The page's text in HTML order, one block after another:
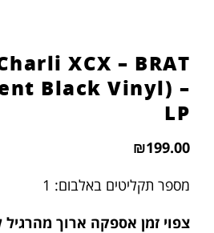
XCX – BRAT
Black Vinyl) –
LP
₪199.00
מספר תקליטים באלבום: 1
צפוי זמן אספקה ארוך מהרגיל